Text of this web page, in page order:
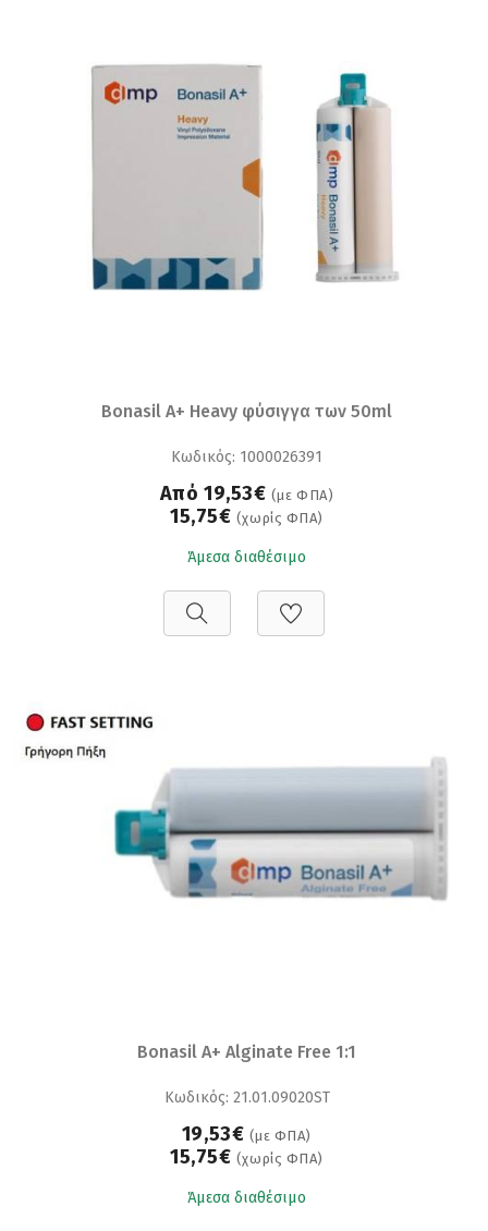
Bonasil A+ Heavy φύσιγγα των 50ml
Κωδικός: 1000026391
Από 19,53€ (με ΦΠΑ)
15,75€ (χωρίς ΦΠΑ)
Άμεσα διαθέσιμο
Bonasil A+ Alginate Free 1:1
Κωδικός: 21.01.09020ST
19,53€ (με ΦΠΑ)
15,75€ (χωρίς ΦΠΑ)
Άμεσα διαθέσιμο